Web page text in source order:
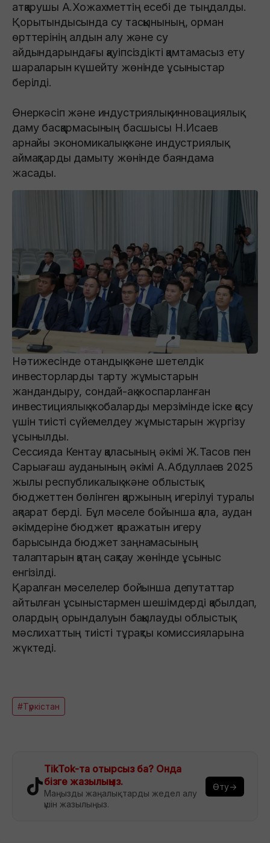
атқарушы А.Хожахметтің есебі де тыңдалды.
Қорытындысында су тасқынының, орман
өрттерінің алдын алу және су
айдындарындағы қауіпсіздікті қамтамасыз ету
шараларын күшейту жөнінде ұсыныстар
берілді.
Өнеркәсіп және индустриялық-инновациялық
даму басқармасының басшысы Н.Исаев
арнайы экономикалық және индустриялық
аймақтарды дамыту жөнінде баяндама
жасады.
Нәтижесінде отандық және шетелдік
инвесторларды тарту жұмыстарын
жандандыру, сондай-ақ жоспарланған
инвестициялық жобаларды мерзімінде іске қосу
үшін тиісті сүйемелдеу жұмыстарын жүргізу
ұсынылды.
Сессияда Кентау қаласының әкімі Ж.Тасов пен
Сарыағаш ауданының әкімі А.Абдуллаев 2025
жылы республикалық және облыстық
бюджеттен бөлінген қаржының игерілуі туралы
ақпарат берді. Бұл мәселе бойынша қала, аудан
әкімдеріне бюджет қаражатын игеру
барысында бюджет заңнамасының
талаптарын қатаң сақтау жөнінде ұсыныс
енгізілді.
Қаралған мәселелер бойынша депутаттар
айтылған ұсыныстармен шешімдерді қабылдап,
олардың орындалуын бақылауды облыстық
мәслихаттың тиісті тұрақты комиссияларына
жүктеді.
#Түркістан
TikTok-та отырсыз ба? Онда
бізге жазылыңыз.
Маңызды жаңалықтарды жедел алу
үшін жазылыңыз.
Өту→